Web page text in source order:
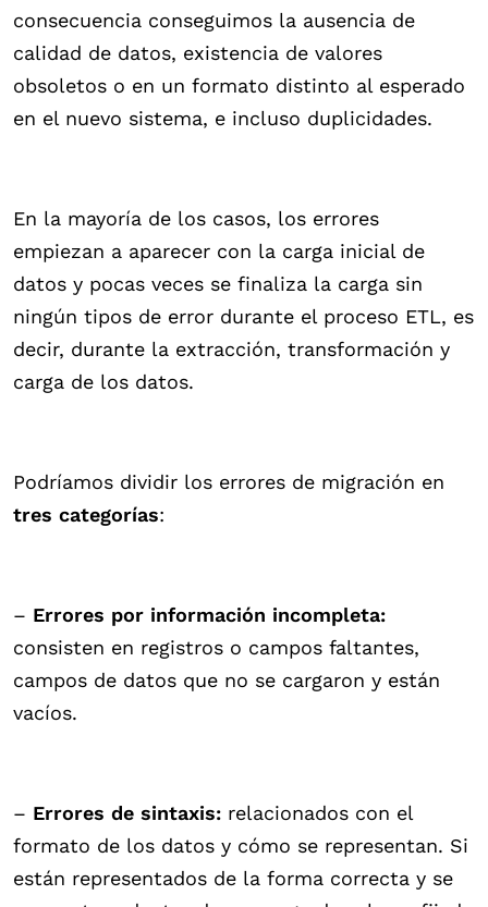
consecuencia conseguimos la ausencia de
calidad de datos, existencia de valores
obsoletos o en un formato distinto al esperado
en el nuevo sistema, e incluso duplicidades.
En la mayoría de los casos, los errores
empiezan a aparecer con la carga inicial de
datos y pocas veces se finaliza la carga sin
ningún tipos de error durante el proceso ETL, es
decir, durante la extracción, transformación y
carga de los datos.
Podríamos dividir los errores de migración en
tres categorías:
– Errores por información incompleta:
consisten en registros o campos faltantes,
campos de datos que no se cargaron y están
vacíos.
– Errores de sintaxis: relacionados con el
formato de los datos y cómo se representan. Si
están representados de la forma correcta y se